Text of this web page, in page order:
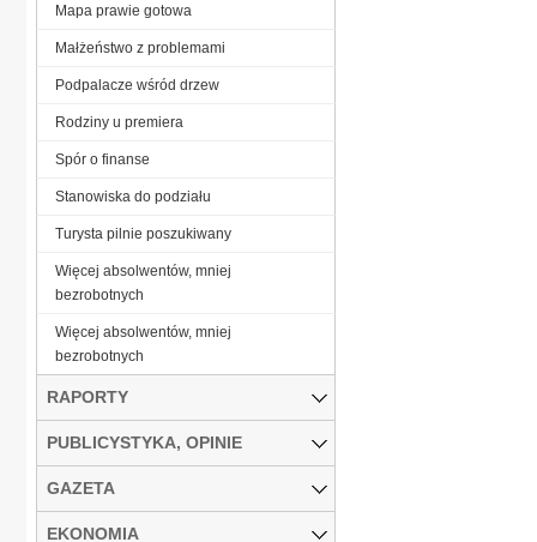
Mapa prawie gotowa
Małżeństwo z problemami
Podpalacze wśród drzew
Rodziny u premiera
Spór o finanse
Stanowiska do podziału
Turysta pilnie poszukiwany
Więcej absolwentów, mniej
bezrobotnych
Więcej absolwentów, mniej
bezrobotnych
RAPORTY
PUBLICYSTYKA, OPINIE
GAZETA
EKONOMIA